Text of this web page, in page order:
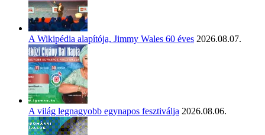
A Wikipédia alapítója, Jimmy Wales 60 éves 2026.08.07.
A világ legnagyobb egynapos fesztiválja 2026.08.06.